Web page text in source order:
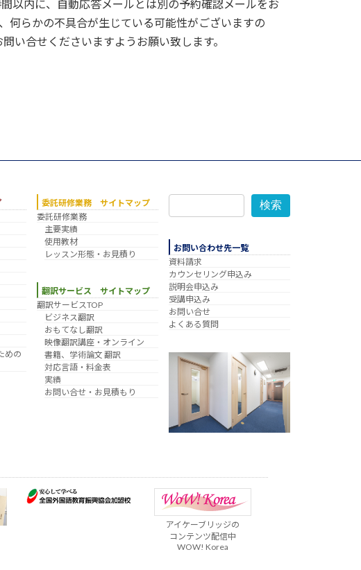
以内に、自動応答メールとは別の予約確認メールをお
何らかの不具合が生じている可能性がございますの
い合せくださいますようお願い致します。
めの
委託研修業務 サイトマップ
委託研修業務
主要実績
使用教材
レッスン形態・お見積り
翻訳サービス サイトマップ
翻訳サービスTOP
ビジネス翻訳
おもてなし翻訳
映像翻訳講座・オンライン
書籍、学術論文 翻訳
対応言語・料金表
実績
お問い合せ・お見積もり
検索
お問い合わせ先一覧
資料請求
カウンセリング申込み
説明会申込み
受講申込み
お問い合せ
よくある質問
アイケーブリッジの
コンテンツ配信中
WOW! Korea